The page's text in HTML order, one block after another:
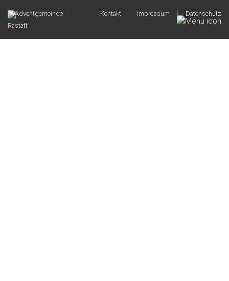
© Adventgemeinde
Rastatt
Kontakt | Impressum | Datenschutz